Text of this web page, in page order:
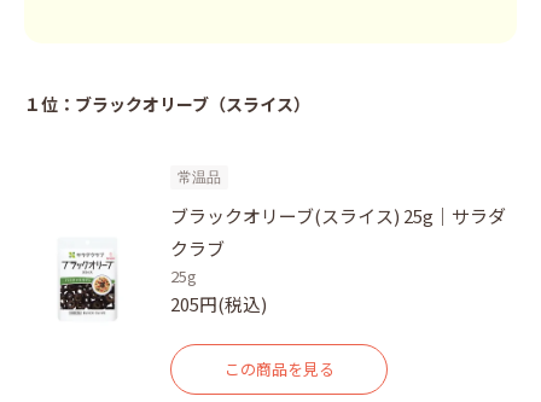
１位：ブラックオリーブ（スライス）
常温品
ブラックオリーブ(スライス) 25g｜サラダ
クラブ
25g
205円(税込)
この商品を見る